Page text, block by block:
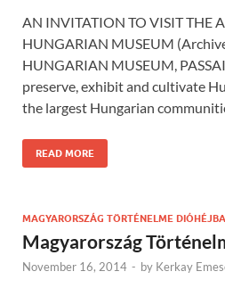
AN INVITATION TO VISIT THE
HUNGARIAN MUSEUM
HUNGARIAN MUSEUM,
preserve, exhibit and cultivate
the largest Hungarian
READ MORE
MAGYARORSZÁG TÖRTÉNELME
Magyarország
November 16, 2014 - by Kerkay